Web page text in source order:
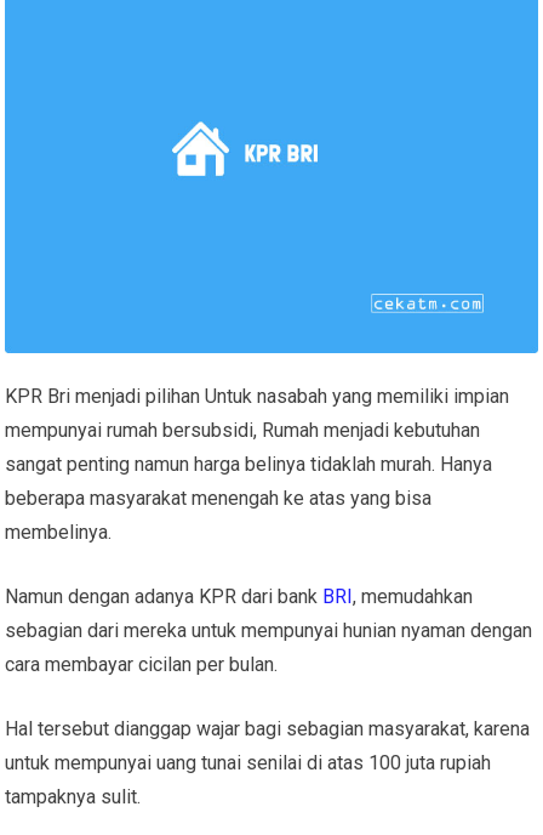
KPR Bri menjadi pilihan Untuk nasabah yang memiliki impian
mempunyai rumah bersubsidi, Rumah menjadi kebutuhan
sangat penting namun harga belinya tidaklah murah. Hanya
beberapa masyarakat menengah ke atas yang bisa
membelinya.
Namun dengan adanya KPR dari bank BRI, memudahkan
sebagian dari mereka untuk mempunyai hunian nyaman dengan
cara membayar cicilan per bulan.
Hal tersebut dianggap wajar bagi sebagian masyarakat, karena
untuk mempunyai uang tunai senilai di atas 100 juta rupiah
tampaknya sulit.